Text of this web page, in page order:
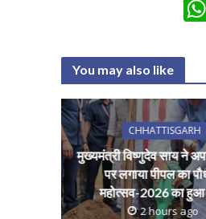
You may also like
CHHATTISGARH
मुख्यमंत्री विष्णुदेव साय ने
पर लगाया पीपल का
महोत्सव-2026 का हुआ
2 hours ago